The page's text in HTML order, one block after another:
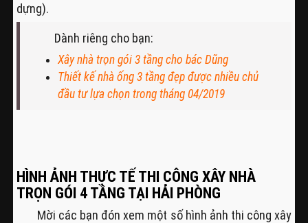
dựng).
Dành riêng cho bạn:
Xây nhà trọn gói 3 tầng cho bác Dũng
Thiết kế nhà ống 3 tầng đẹp được nhiều chủ
đầu tư lựa chọn trong tháng 04/2019
HÌNH ẢNH THỰC TẾ THI CÔNG XÂY NHÀ
TRỌN GÓI 4 TẦNG TẠI HẢI PHÒNG
Mời các bạn đón xem một số hình ảnh thi công xây